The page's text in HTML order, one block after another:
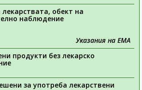
лекарствата, обект на
наблюдение
Указания на ЕМА
продукти без лекарско
за употреба лекарствени